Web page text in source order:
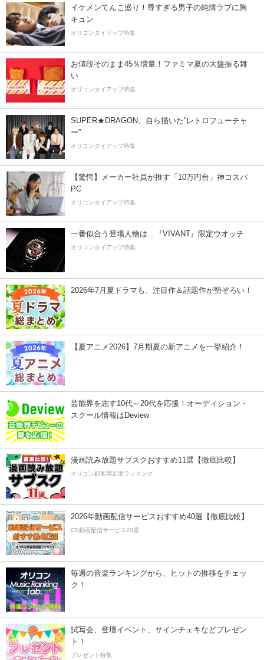
イケメンてんこ盛り！尊すぎる男子の純情ラブに胸
キュン
オリコンタイアップ特集
お値段そのまま45％増量！ファミマ夏の大盤振る舞
い
オリコンタイアップ特集
SUPER★DRAGON、自ら描いた”レトロフューチャ
ー”
オリコンタイアップ特集
【驚愕】メーカー社員が推す「10万円台」神コスパ
PC
オリコンタイアップ特集
一番似合う登場人物は…『VIVANT』限定ウオッチ
オリコンタイアップ特集
2026年7月夏ドラマも、注目作＆話題作が勢ぞろい！
【夏アニメ2026】7月期夏の新アニメを一挙紹介！
芸能界を志す10代～20代を応援！オーディション・
スクール情報はDeview
漫画読み放題サブスクおすすめ11選【徹底比較】
オリコン顧客満足度ランキング
2026年動画配信サービスおすすめ40選【徹底比較】
CS動画配信サービス20選
毎週の音楽ランキングから、ヒットの推移をチェッ
ク！
試写会、登壇イベント、サインチェキなどプレゼン
ト！
プレゼント特集